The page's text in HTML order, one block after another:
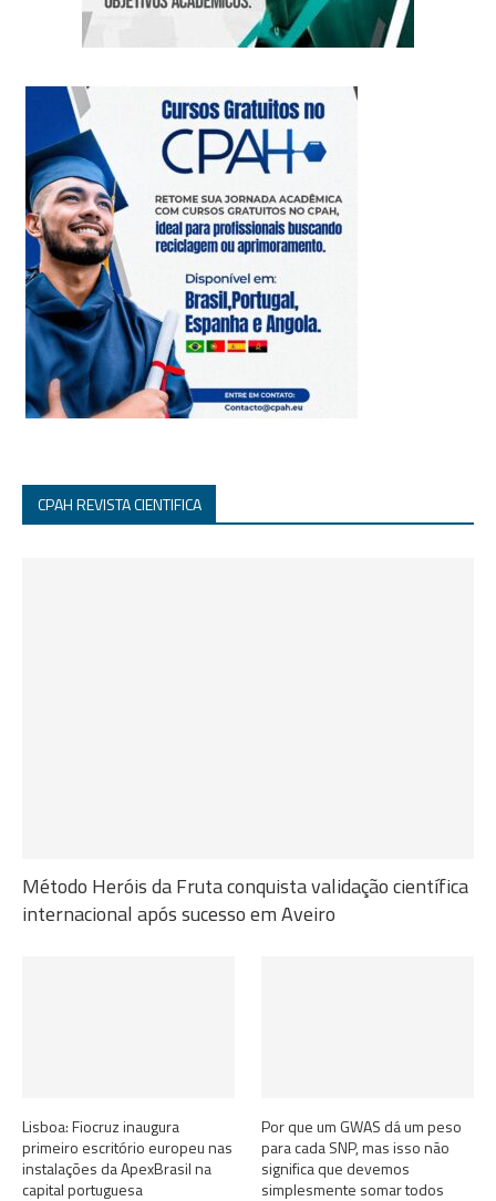
CPAH REVISTA CIENTIFICA
Método Heróis da Fruta conquista validação científica
internacional após sucesso em Aveiro
Lisboa: Fiocruz inaugura
primeiro escritório europeu nas
instalações da ApexBrasil na
capital portuguesa
Por que um GWAS dá um peso
para cada SNP, mas isso não
significa que devemos
simplesmente somar todos